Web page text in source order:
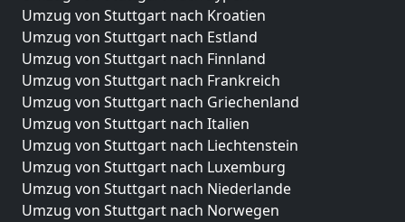
Umzug von Stuttgart nach Kroatien
Umzug von Stuttgart nach Estland
Umzug von Stuttgart nach Finnland
Umzug von Stuttgart nach Frankreich
Umzug von Stuttgart nach Griechenland
Umzug von Stuttgart nach Italien
Umzug von Stuttgart nach Liechtenstein
Umzug von Stuttgart nach Luxemburg
Umzug von Stuttgart nach Niederlande
Umzug von Stuttgart nach Norwegen